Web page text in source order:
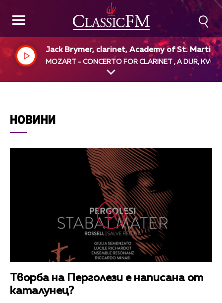
Jack Brymer, clarinet, Academy of St. Martin
the Fields, Neville Marriner, dir
MOZART - CONCERTO FOR CLARINET , A DUR,
НОВИНИ
Творба на Перголези е написана от
каталунец?